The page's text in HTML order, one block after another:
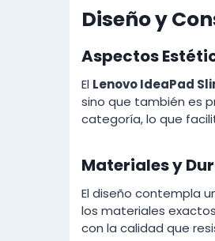
Diseño y
Aspectos
El Lenovo IdeaPad
sino que también es
categoría, lo que
Materiales y
El diseño contempla
los materiales
con la calidad que